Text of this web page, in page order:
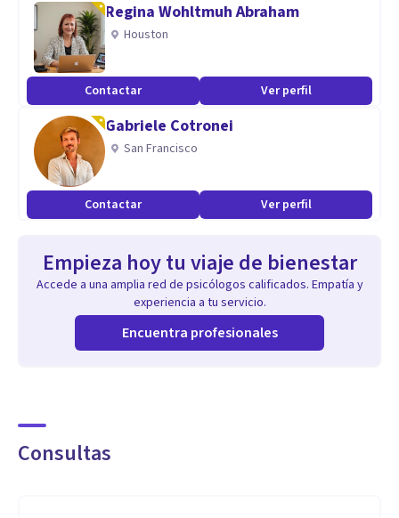
Autoestima
Inseguridad
Durante el tratamiento se ofrece un espacio de escucha y
contención donde el paciente pueda comprender lo
vivenciado y en conjunto con el especialista encontrar una
mejor y más sana forma de enfrentar los conflictos de la
vida.
Atención presencial en Lomas Vista Hermosa , Colima. Ven
acércate, pregunta y agenda tu cita.
Especialidad
Trastornos de conducta
Trastornos del aprendizaje
Estrés
Regina Wohltmuh Abraham
Houston
Contactar Ver perfil
Gabriele Cotronei
San Francisco
Contactar Ver perfil
Empieza hoy tu viaje de bienestar
Accede a una amplia red de psicólogos calificados. Empatía y
experiencia a tu servicio.
Encuentra profesionales
Consultas